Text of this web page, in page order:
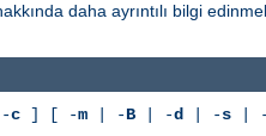
daha ayrıntılı bilgi
c ] [ -m | -B | -d | -s |